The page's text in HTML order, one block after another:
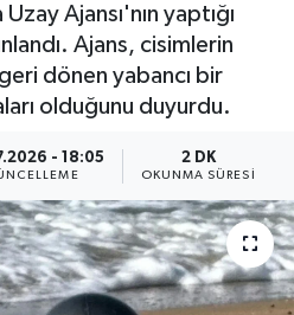
Ajansı'nın yaptığı
Ajans, cisimlerin
dönen yabancı bir
olduğunu duyurdu.
- 18:05 2 DK
OKUNMA SÜRESI